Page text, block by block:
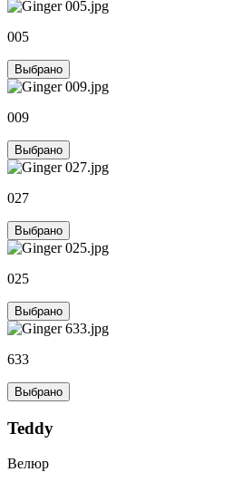
005
Выбрано
009
Выбрано
027
Выбрано
025
Выбрано
633
Выбрано
Teddy
Велюр